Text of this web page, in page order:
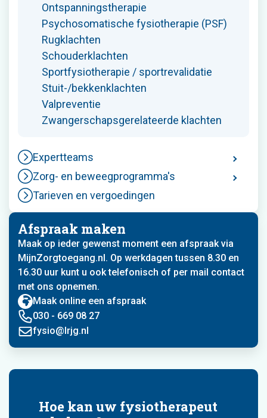
Ontspanningstherapie
Psychosomatische fysiotherapie (PSF)
Rugklachten
Schouderklachten
Sportfysiotherapie / sportrevalidatie
Stuit-/bekkenklachten
Valpreventie
Zwangerschapsgerelateerde klachten
Expertteams
Zorg- en beweegprogramma's
Tarieven en vergoedingen
Afspraak maken
Maak op ieder gewenst moment een afspraak via
MijnZorgtoegang.nl. Op werkdagen tussen 8.30 en
16.30 uur kunt u ook telefonisch of per mail contact
met ons opnemen.
Maak online een afspraak
030 - 669 08 27
fysio@lrjg.nl
Hoe kan uw fysiotherapeut